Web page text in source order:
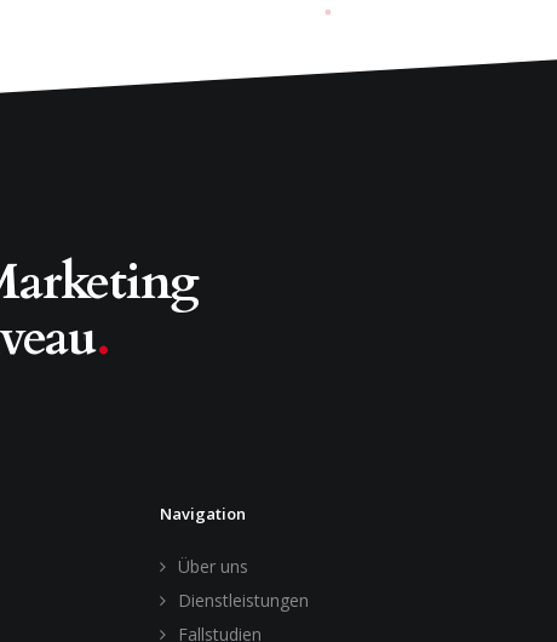
.
Navigation
Über uns
Dienstleistungen
Fallstudien